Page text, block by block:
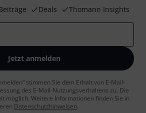
Deals Thomann Insights
Jetzt anmelden
stimmen Sie dem Erhalt von E-Mail-
des E-Mail-Nutzungsverhaltens zu. Die
möglich. Weitere Informationen finden Sie in
Datenschutzhinweisen.